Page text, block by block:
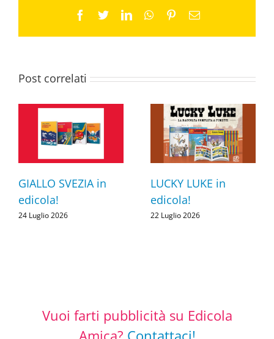
Facebook
TwitterLinkedInWhatsApp
PinterestEmail
Post correlati
GIALLO SVEZIA in
edicola!
24 Luglio 2026
LUCKY LUKE in
edicola!
22 Luglio 2026
Vuoi farti pubblicità su Edicola